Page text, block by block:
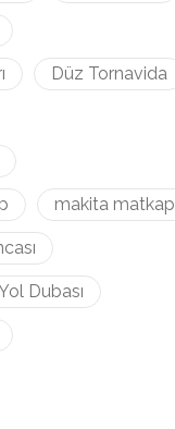
Düz Tornavida
makita matkap
Dubası